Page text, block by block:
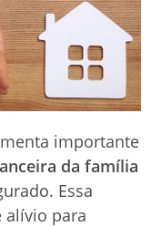
importante
da família
Essa
alívio para